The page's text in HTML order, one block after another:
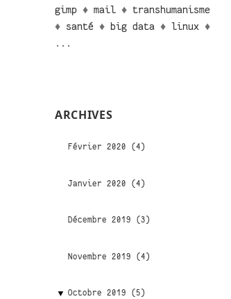
gimp ♦mail ♦transhumanisme
♦ santé ♦ big data ♦linux ♦
...
ARCHIVES
Février 2020 (4)
Janvier 2020 (4)
Décembre 2019 (3)
Novembre 2019 (4)
Octobre 2019 (5)